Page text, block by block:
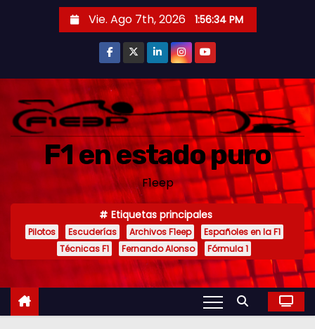
i
Vie. Ago 7th, 2026 1:56:35 PM
F1 en estado puro
F1eep
Etiquetas principales
Pilotos Escuderías Archivos F1eep
Españoles en la F1
Técnicas F1
Fernando Alonso Fórmula 1